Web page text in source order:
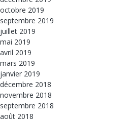
octobre 2019
septembre 2019
juillet 2019
mai 2019
avril 2019
mars 2019
janvier 2019
décembre 2018
novembre 2018
septembre 2018
août 2018